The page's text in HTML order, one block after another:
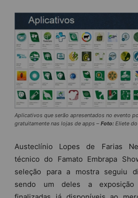
Aplicativos que serão apresentados no evento
gratuitamente nas lojas de apps – Foto: Eliete
Austeclínio Lopes de Farias
técnico do Famato Embrapa
seleção para a mostra seguiu
sendo um deles a exposição